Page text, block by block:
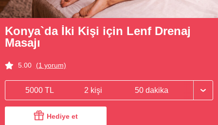
Konya`da İki Kişi için Lenf Drenaj
Masajı
5.00 (1 yorum)
5000 TL 2 kişi 50 dakika
Hediye et